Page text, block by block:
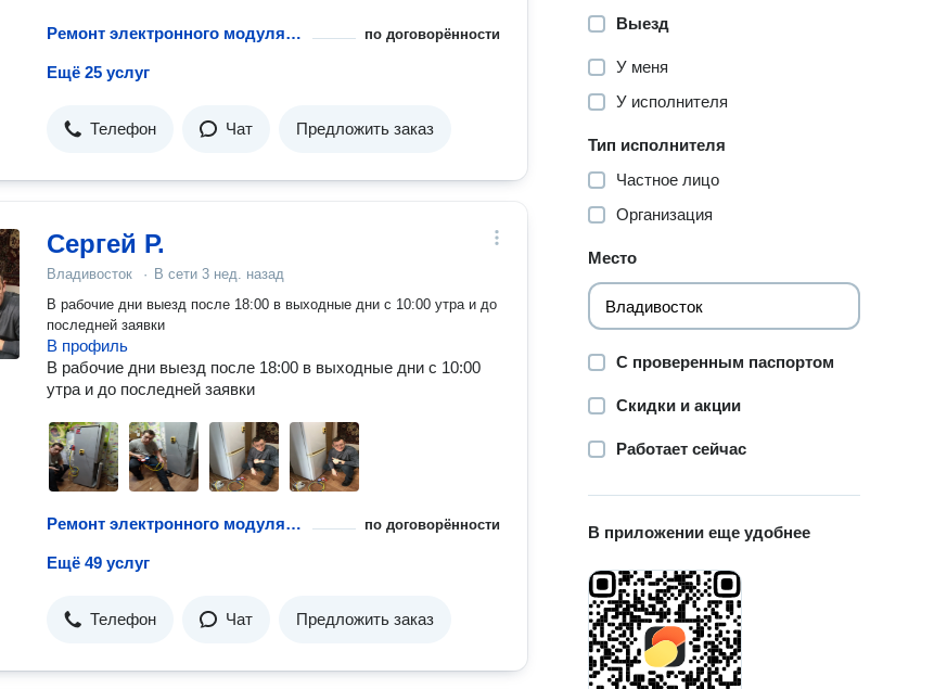
Ремонт электронного модуля управления по договорённости
Ещё 25 услуг
Телефон Чат Предложить заказ
Сергей Р.
Владивосток · В сети 3 нед. назад
В рабочие дни выезд после 18:00 в выходные дни с 10:00 утра и до
последней заявки
В профиль
В рабочие дни выезд после 18:00 в выходные дни с 10:00
утра и до последней заявки
Ремонт электронного модуля управления по договорённости
Ещё 49 услуг
Телефон Чат Предложить заказ
Выезд
У меня
У исполнителя
Тип исполнителя
Частное лицо
Организация
Место
С проверенным паспортом
Скидки и акции
Работает сейчас
В приложении еще удобнее